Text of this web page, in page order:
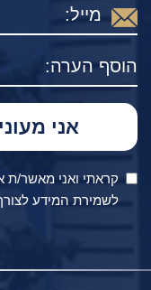
קראתי ואני מאשר/ת
לשמירת המידע